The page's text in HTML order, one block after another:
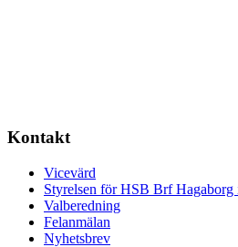
Kontakt
Vicevärd
Styrelsen för HSB Brf Hagaborg
Valberedning
Felanmälan
Nyhetsbrev